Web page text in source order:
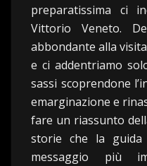
preparatissima ci
Vittorio Veneto.
abbondante alla
e ci addentriamo
sassi scoprendone
emarginazione e
fare un riassunto
storie che la
messaggio più